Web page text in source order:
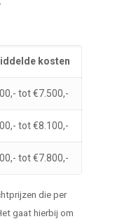
kosten
tot €7.500,-
tot €8.100,-
tot €7.800,-
die per
gaat hierbij om